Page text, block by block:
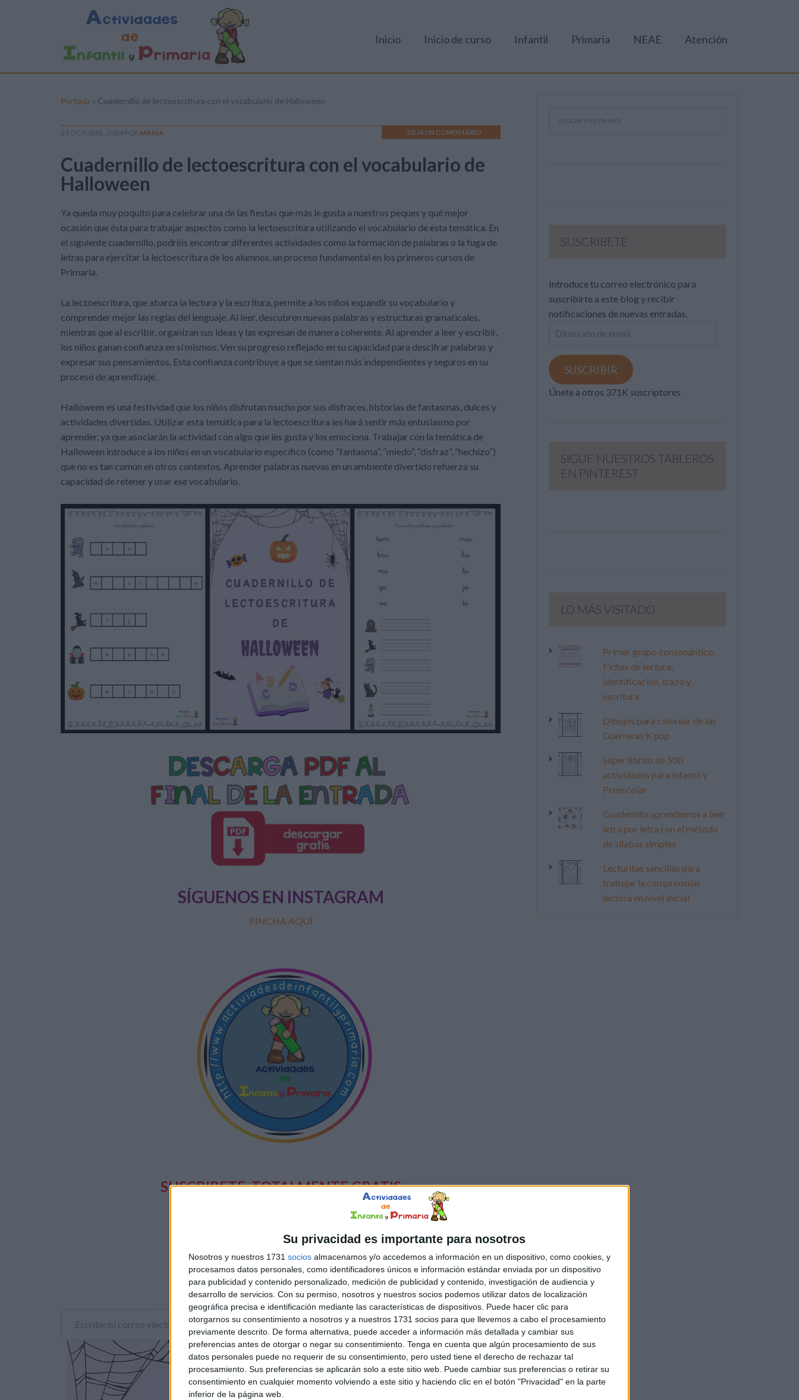
Su privacidad es importante para nosotros
Nosotros y nuestros 1731 socios almacenamos y/o accedemos a información en un dispositivo, como cookies, y
procesamos datos personales, como identificadores únicos e información estándar enviada por un dispositivo
para publicidad y contenido personalizado, medición de publicidad y contenido, investigación de audiencia y
desarrollo de servicios. Con su permiso, nosotros y nuestros socios podemos utilizar datos de localización
geográfica precisa e identificación mediante las características de dispositivos. Puede hacer clic para
otorgarnos su consentimiento a nosotros y a nuestros 1731 socios para que llevemos a cabo el procesamiento
previamente descrito. De forma alternativa, puede acceder a información más detallada y cambiar sus
preferencias antes de otorgar o negar su consentimiento. Tenga en cuenta que algún procesamiento de sus
datos personales puede no requerir de su consentimiento, pero usted tiene el derecho de rechazar tal
procesamiento. Sus preferencias se aplicarán solo a este sitio web. Puede cambiar sus preferencias o retirar su
consentimiento en cualquier momento volviendo a este sitio y haciendo clic en el botón "Privacidad" en la parte
inferior de la página web.
Inicio Inicio de curso Infantil Primaria NEAE Atención
Portada » Cuadernillo de lectoescritura con el vocabulario de Halloween
21 OCTUBRE, 2024 POR MARÍA DEJA UN COMENTARIO
Cuadernillo de lectoescritura con el vocabulario de
Halloween
Ya queda muy poquito para celebrar una de las fiestas que más le gusta a nuestros peques y qué mejor
ocasión que ésta para trabajar aspectos como la lectoescritura utilizando el vocabulario de esta temática. En
el siguiente cuadernillo, podréis encontrar diferentes actividades como la formación de palabras o la fuga de
letras para ejercitar la lectoescritura de los alumnos, un proceso fundamental en los primeros cursos de
Primaria.
La lectoescritura, que abarca la lectura y la escritura, permite a los niños expandir su vocabulario y
comprender mejor las reglas del lenguaje. Al leer, descubren nuevas palabras y estructuras gramaticales,
mientras que al escribir, organizan sus ideas y las expresan de manera coherente. Al aprender a leer y escribir,
los niños ganan confianza en sí mismos. Ven su progreso reflejado en su capacidad para descifrar palabras y
expresar sus pensamientos. Esta confianza contribuye a que se sientan más independientes y seguros en su
proceso de aprendizaje.
Halloween es una festividad que los niños disfrutan mucho por sus disfraces, historias de fantasmas, dulces y
actividades divertidas. Utilizar esta temática para la lectoescritura les hará sentir más entusiasmo por
aprender, ya que asociarán la actividad con algo que les gusta y los emociona. Trabajar con la temática de
Halloween introduce a los niños en un vocabulario específico (como “fantasma”, “miedo”, “disfraz”, “hechizo”)
que no es tan común en otros contextos. Aprender palabras nuevas en un ambiente divertido refuerza su
capacidad de retener y usar ese vocabulario.
SÍGUENOS EN INSTAGRAM
PINCHA AQUÍ
SUSCRIBETE TOTALMENTE GRATIS
NUESTRAS NOVEDADES
SUSCRIBIRSE
SUSCRIBETE
Introduce tu correo electrónico para
suscribirte a este blog y recibir
notificaciones de nuevas entradas.
Dirección
email
SUSCRIBIR
Únete a otros 371K suscriptores
SIGUE NUESTROS TABLEROS
EN PINTEREST
LO MÁS VISITADO
Primer grupo consonántico:
Fichas de lectura,
identificación, trazo y
escritura
Dibujos para colorear de las
Guerreras K pop
Súper librito de 500
actividades para Infantil y
Preescolar
Cuadernito aprendemos a leer
letra por letra con el método
de sílabas simples
Lecturitas sencillas para
trabajar la comprensión
lectora en nivel inicial